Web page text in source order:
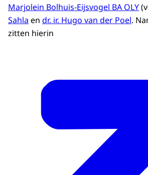
Marjolein Bolhuis-Eijsvogel BA OLY
Sahla en dr. ir. Hugo van der Poel.
zitten hierin